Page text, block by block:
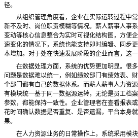
径。
从组织管理角度看，企业在实际运转过程中常
新不及时、岗位职责模糊等情况。薪人薪事人事
变动等核心信息整合为实时可视化结构图，方便
速变化的情况下，系统也能支持即时编辑、同步
本增加。对于处在快速发展阶段的企业而言，这一
在数据处理方面，系统的优势更加明显。很多
问题是数据难以统一，例如绩效部门有绩效表、
个部门都有自己的数据体系。而薪人薪事人力资
有模块统一基于同一数据源运转，无论是员工档
参数，都能保持一致性。企业管理者在查看报表
花时间确认数据是否重复、是否遗漏，平台本身
果。
在人力资源业务的日常操作上，系统采用模块